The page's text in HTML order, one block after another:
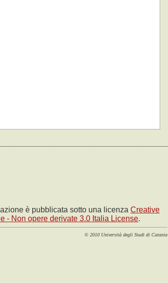
è pubblicata sotto una licenza Creative
- Non opere derivate 3.0 Italia License.
© 2010 Università degli Studi di Catania